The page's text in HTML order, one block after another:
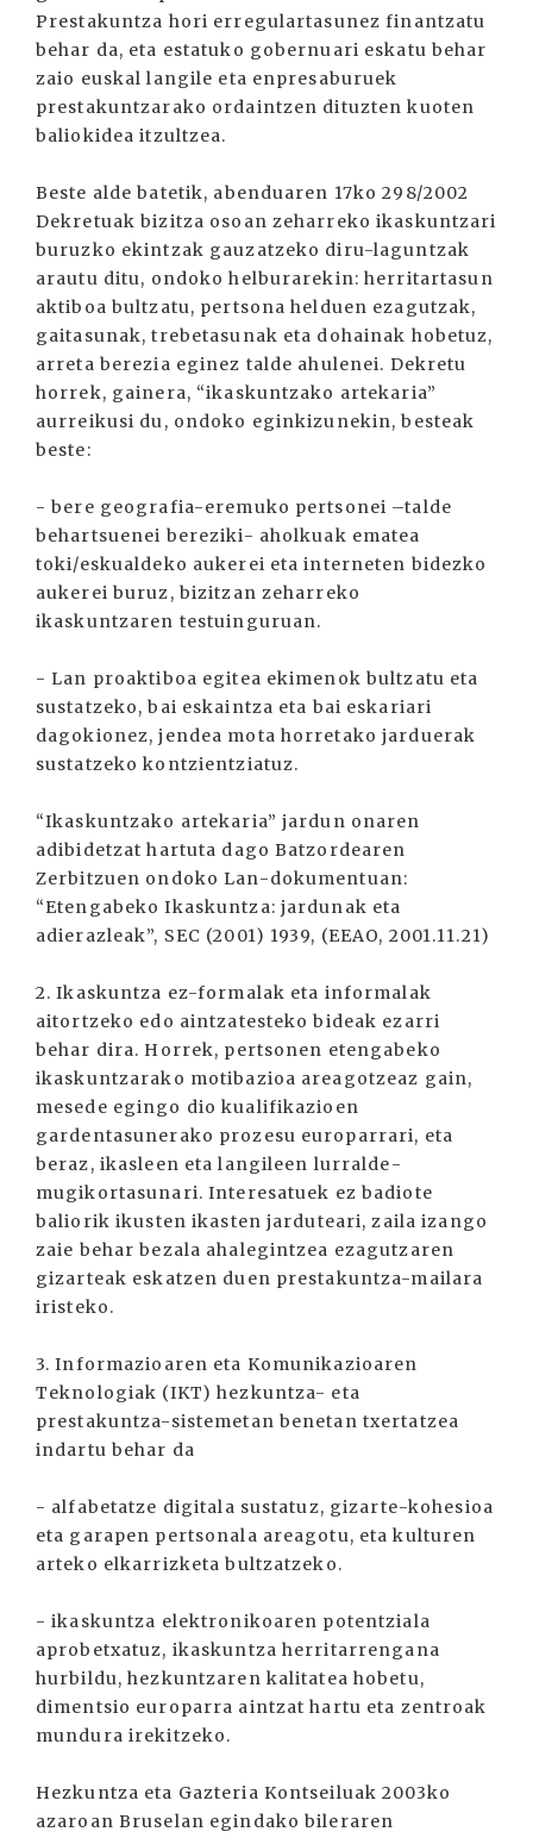
Prestakuntza hori erregulartasunez finantzatu
behar da, eta estatuko gobernuari eskatu behar
zaio euskal langile eta enpresaburuek
prestakuntzarako ordaintzen dituzten kuoten
baliokidea itzultzea.
Beste alde batetik, abenduaren 17ko 298/2002
Dekretuak bizitza osoan zeharreko ikaskuntzari
buruzko ekintzak gauzatzeko diru-laguntzak
arautu ditu, ondoko helburarekin: herritartasun
aktiboa bultzatu, pertsona helduen ezagutzak,
gaitasunak, trebetasunak eta dohainak hobetuz,
arreta berezia eginez talde ahulenei. Dekretu
horrek, gainera, “ikaskuntzako artekaria”
aurreikusi du, ondoko eginkizunekin, besteak
beste:
- bere geografia-eremuko pertsonei –talde
behartsuenei bereziki- aholkuak ematea
toki/eskualdeko aukerei eta interneten bidezko
aukerei buruz, bizitzan zeharreko
ikaskuntzaren testuinguruan.
- Lan proaktiboa egitea ekimenok bultzatu eta
sustatzeko, bai eskaintza eta bai eskariari
dagokionez, jendea mota horretako jarduerak
sustatzeko kontzientziatuz.
“Ikaskuntzako artekaria” jardun onaren
adibidetzat hartuta dago Batzordearen
Zerbitzuen ondoko Lan-dokumentuan:
“Etengabeko Ikaskuntza: jardunak eta
adierazleak”, SEC (2001) 1939, (EEAO, 2001.11.21)
2. Ikaskuntza ez-formalak eta informalak
aitortzeko edo aintzatesteko bideak ezarri
behar dira. Horrek, pertsonen etengabeko
ikaskuntzarako motibazioa areagotzeaz gain,
mesede egingo dio kualifikazioen
gardentasunerako prozesu europarrari, eta
beraz, ikasleen eta langileen lurralde-
mugikortasunari. Interesatuek ez badiote
baliorik ikusten ikasten jarduteari, zaila izango
zaie behar bezala ahalegintzea ezagutzaren
gizarteak eskatzen duen prestakuntza-mailara
iristeko.
3. Informazioaren eta Komunikazioaren
Teknologiak (IKT) hezkuntza- eta
prestakuntza-sistemetan benetan txertatzea
indartu behar da
- alfabetatze digitala sustatuz, gizarte-kohesioa
eta garapen pertsonala areagotu, eta kulturen
arteko elkarrizketa bultzatzeko.
- ikaskuntza elektronikoaren potentziala
aprobetxatuz, ikaskuntza herritarrengana
hurbildu, hezkuntzaren kalitatea hobetu,
dimentsio europarra aintzat hartu eta zentroak
mundura irekitzeko.
Hezkuntza eta Gazteria Kontseiluak 2003ko
azaroan Bruselan egindako bileraren